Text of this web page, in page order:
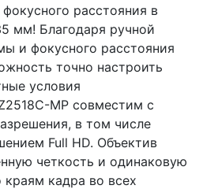
расстояния в
мм! Благодаря ручной
и фокусного расстояния
точно настроить
условия
MP совместим с
в том числе
Full HD. Объектив
четкость и одинаковую
краям кадра во всех